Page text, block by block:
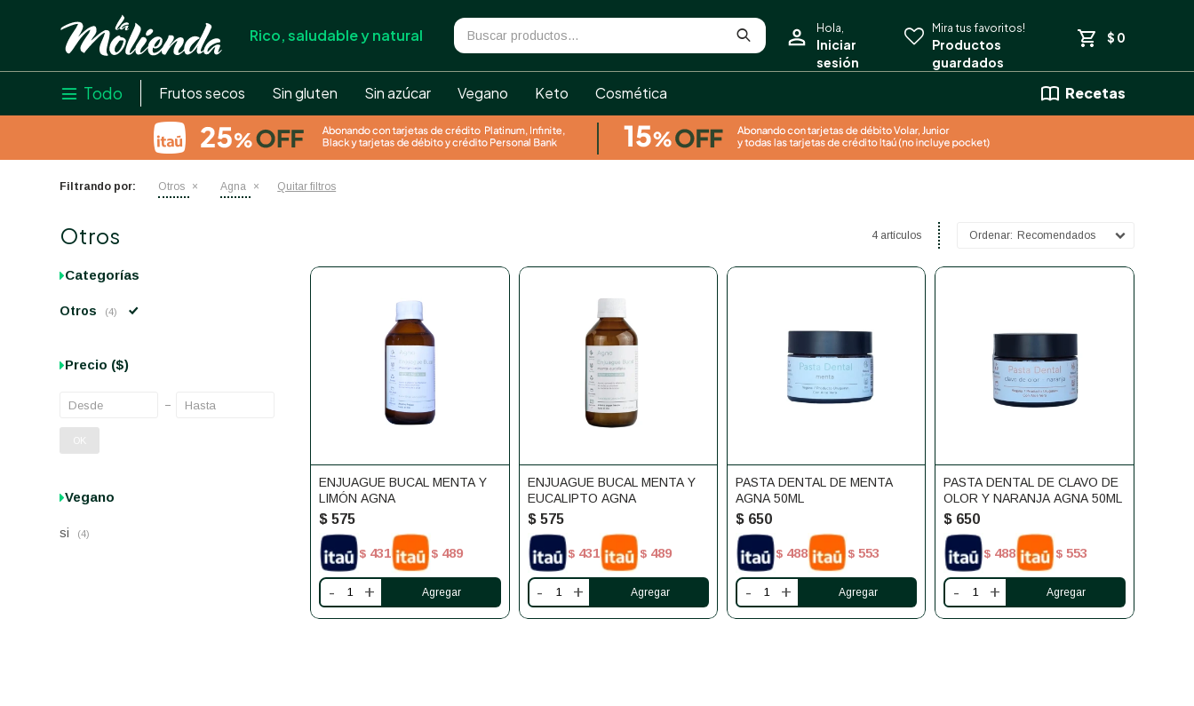
Rico, saludable y natural
 Todo Frutos secos Sin gluten Sin azúcar Vegano Keto Cosmética Recetas
$ 0
Filtrando por: Otros Agna Quitar filtros
4 artículos Recomendados
ENJUAGUE BUCAL MENTA Y
LIMÓN AGNA
$ 575
$ 431 $ 489
- +
ENJUAGUE BUCAL MENTA Y
EUCALIPTO AGNA
$ 575
$ 431 $ 489
- +
PASTA DENTAL DE MENTA
AGNA 50ML
$ 650
$ 488 $ 553
- +
PASTA DENTAL DE CLAVO DE
OLOR Y NARANJA AGNA 50ML
$ 650
$ 488 $ 553
- +
Otros
Categorías
Otros (4)
Precio ($)
OK
Vegano
si (4)
close
store
local_shipping
credit_card
help